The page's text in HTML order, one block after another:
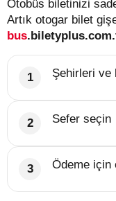
Otobüs biletinizi
Artık otogar bilet
bus
Şehirleri ve
Sefer seçin
Ödeme için